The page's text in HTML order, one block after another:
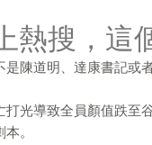
熱搜，這
陳道明、達康書記或
光導致全員顏值跌至
。